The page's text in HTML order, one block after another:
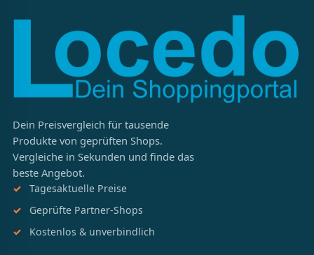
Dein Preisvergleich für tausende
Produkte von geprüften Shops.
Vergleiche in Sekunden und finde das
beste Angebot.
Tagesaktuelle Preise
Geprüfte Partner-Shops
Kostenlos & unverbindlich